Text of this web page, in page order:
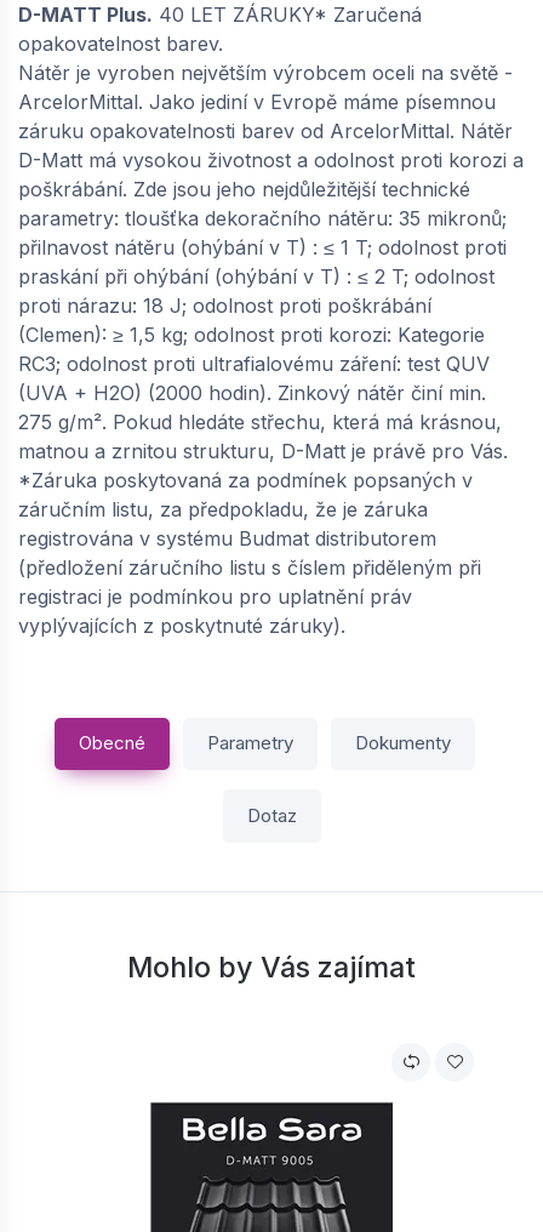
D-MATT Plus. 40 LET ZÁRUKY* Zaručená
opakovatelnost barev.
Nátěr je vyroben největším výrobcem oceli na světě -
ArcelorMittal. Jako jediní v Evropě máme písemnou
záruku opakovatelnosti barev od ArcelorMittal. Nátěr
D-Matt má vysokou životnost a odolnost proti korozi a
poškrábání. Zde jsou jeho nejdůležitější technické
parametry: tloušťka dekoračního nátěru: 35 mikronů;
přilnavost nátěru (ohýbání v T) : ≤ 1 T; odolnost proti
praskání při ohýbání (ohýbání v T) : ≤ 2 T; odolnost
proti nárazu: 18 J; odolnost proti poškrábání
(Clemen): ≥ 1,5 kg; odolnost proti korozi: Kategorie
RC3; odolnost proti ultrafialovému záření: test QUV
(UVA + H2O) (2000 hodin). Zinkový nátěr činí min.
275 g/m². Pokud hledáte střechu, která má krásnou,
matnou a zrnitou strukturu, D-Matt je právě pro Vás.
*Záruka poskytovaná za podmínek popsaných v
záručním listu, za předpokladu, že je záruka
registrována v systému Budmat distributorem
(předložení záručního listu s číslem přiděleným při
registraci je podmínkou pro uplatnění práv
vyplývajících z poskytnuté záruky).
Obecné Parametry Dokumenty
Dotaz
Mohlo by Vás zajímat